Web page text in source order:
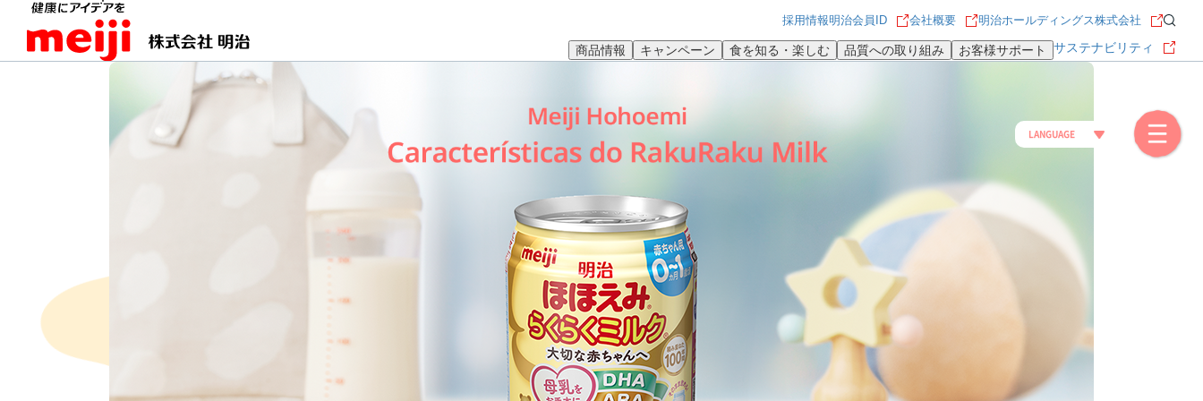
商品情報 キャンペーン 食を知る・楽しむ 品質への取り組み お客様サポート サステナビリティ
採用情報明治会員ID 会社概要 明治ホールディングス株式会社
LANGUAGE